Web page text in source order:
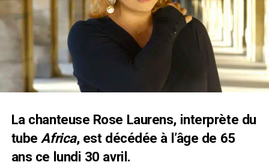
La chanteuse Rose Laurens, interprète du
tube Africa, est décédée à l’âge de 65
ans ce lundi 30 avril.